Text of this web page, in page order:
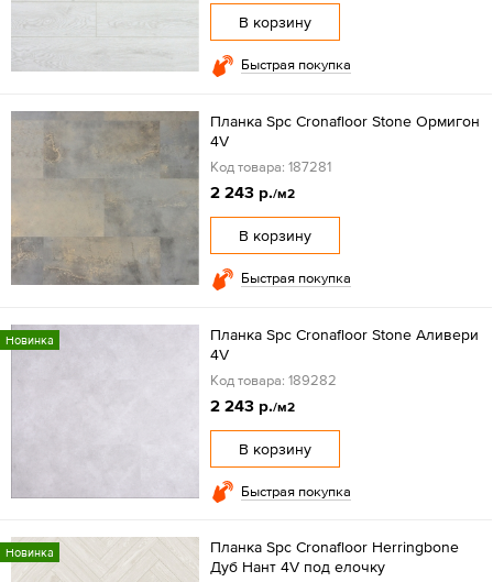
В корзину
Быстрая покупка
Планка Spc Cronafloor Stone Ормигон
4V
Код товара: 187281
2 243 р./м2
В корзину
Быстрая покупка
Новинка
Планка Spc Cronafloor Stone Аливери
4V
Код товара: 189282
2 243 р./м2
В корзину
Быстрая покупка
Новинка
Планка Spc Cronafloor Herringbone
Дуб Нант 4V под елочку